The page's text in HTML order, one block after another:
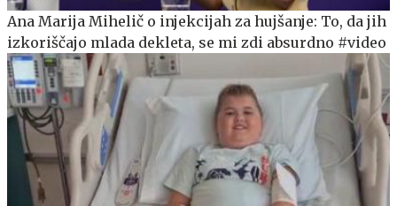
Ana Marija Mihelič o injekcijah za hujšanje: To, da jih
izkoriščajo mlada dekleta, se mi zdi absurdno #video